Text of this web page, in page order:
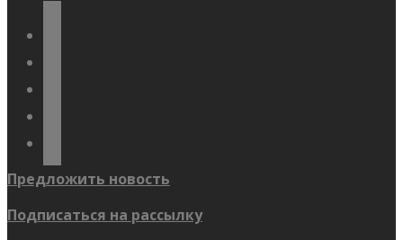
Предложить новость
Подписаться на рассылку